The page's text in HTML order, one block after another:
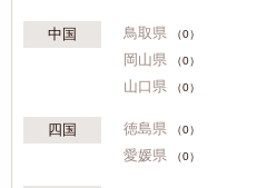
中国 鳥取県 （0）
岡山県 （0）
山口県 （0）
四国 徳島県 （0）
愛媛県 （0）